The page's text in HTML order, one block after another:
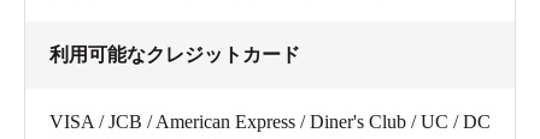
利用可能なクレジットカード
VISA / JCB / American Express / Diner's Club / UC / DC